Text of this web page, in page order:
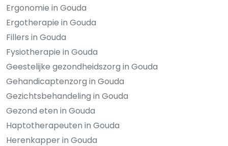
Ergonomie in Gouda
Ergotherapie in Gouda
Fillers in Gouda
Fysiotherapie in Gouda
Geestelijke gezondheidszorg in Gouda
Gehandicaptenzorg in Gouda
Gezichtsbehandeling in Gouda
Gezond eten in Gouda
Haptotherapeuten in Gouda
Herenkapper in Gouda